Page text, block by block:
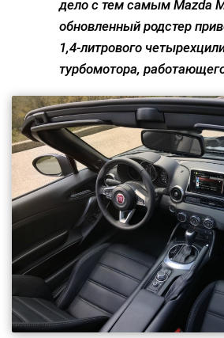
дело с тем самым Mazda
обновленный родстер
1,4-литрового
турбомотора,